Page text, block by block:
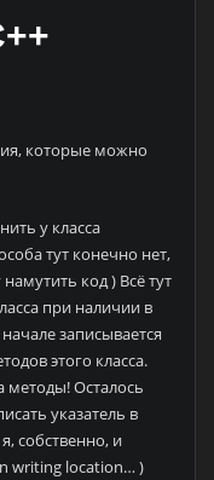
которые можно
у класса
тут конечно нет,
код ) Всё тут
при наличии в
записывается
этого класса.
методы! Осталось
указатель в
собственно, и
writing location… )